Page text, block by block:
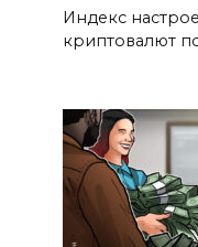
Индекс
криптовалют